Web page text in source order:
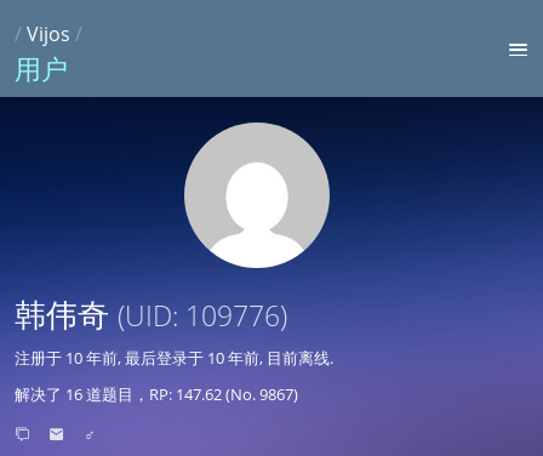
/Vijos /
用户
韩伟奇 (UID: 109776)
注册于 10 年前, 最后登录于 10 年前, 目前离线.
解决了 16 道题目，RP: 147.62 (No. 9867)
♂